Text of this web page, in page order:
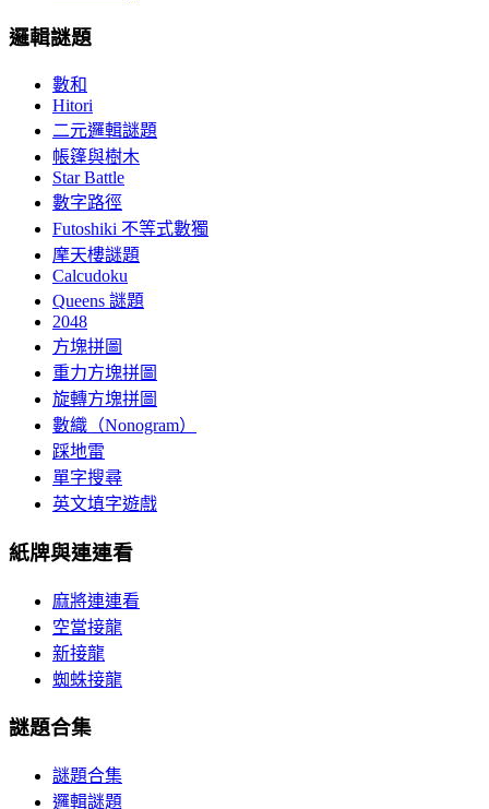
邏輯謎題
數和
Hitori
二元邏輯謎題
帳篷與樹木
Star Battle
數字路徑
Futoshiki 不等式數獨
摩天樓謎題
Calcudoku
Queens 謎題
2048
方塊拼圖
重力方塊拼圖
旋轉方塊拼圖
數織（Nonogram）
踩地雷
單字搜尋
英文填字遊戲
紙牌與連連看
麻將連連看
空當接龍
新接龍
蜘蛛接龍
謎題合集
謎題合集
邏輯謎題